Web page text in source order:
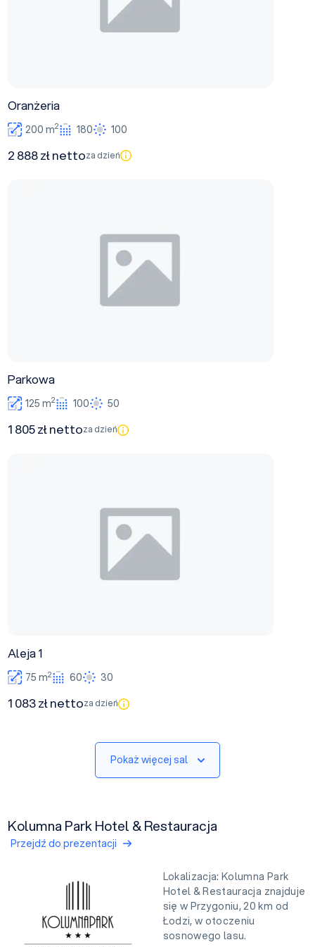
Oranżeria
200 m2 180 100
2 888 zł nettoza dzień
Parkowa
125 m2 100 50
1 805 zł nettoza dzień
Aleja 1
75 m2 60 30
1 083 zł nettoza dzień
Pokaż więcej sal
Kolumna Park Hotel & Restauracja
Przejdź do prezentacji
Lokalizacja: Kolumna Park
Hotel & Restauracja znajduje
się w Przygoniu, 20 km od
Łodzi, w otoczeniu
sosnowego lasu.